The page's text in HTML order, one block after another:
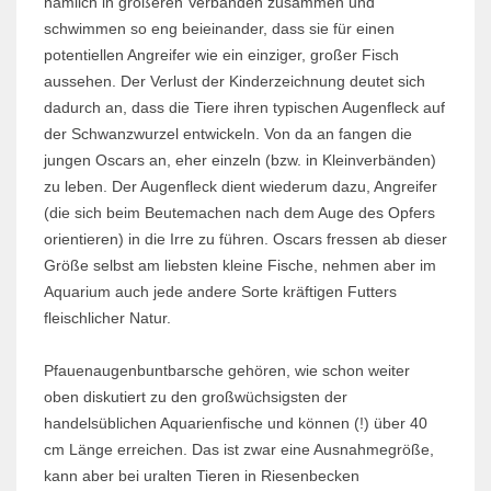
schwimmen so eng beieinander, dass sie für einen
potentiellen Angreifer wie ein einziger, großer Fisch
aussehen. Der Verlust der Kinderzeichnung deutet sich
dadurch an, dass die Tiere ihren typischen Augenfleck auf
der Schwanzwurzel entwickeln. Von da an fangen die
jungen Oscars an, eher einzeln (bzw. in Kleinverbänden)
zu leben. Der Augenfleck dient wiederum dazu, Angreifer
(die sich beim Beutemachen nach dem Auge des Opfers
orientieren) in die Irre zu führen. Oscars fressen ab dieser
Größe selbst am liebsten kleine Fische, nehmen aber im
Aquarium auch jede andere Sorte kräftigen Futters
fleischlicher Natur.
Pfauenaugenbuntbarsche gehören, wie schon weiter
oben diskutiert zu den großwüchsigsten der
handelsüblichen Aqua­­rien­fische und können (!) über 40
cm Länge erreichen. Das ist zwar eine Aus­nahme­größe,
kann aber bei uralten Tieren in Riesenbecken